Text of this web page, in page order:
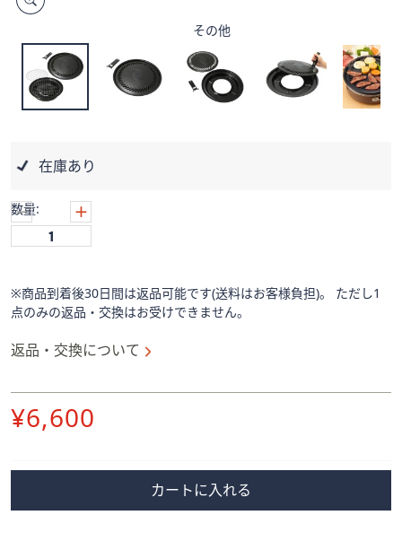
で
右
に
ワ
プ
て
閲
覧
き
ま
その他
在庫あり
数量:
※商品到着後30日間は返品可能です(送料はお客様負担)。 ただし1
点のみの返品・交換はお受けできません。
返品・交換について
削
¥6,600
カートに入れる